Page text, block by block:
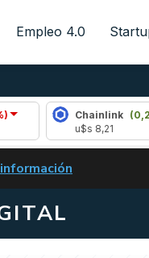
Empleo 4.0
Chainlink
(0,29%)
ACT EN